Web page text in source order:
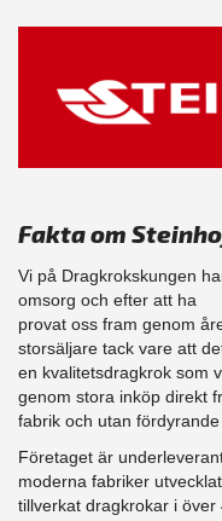
Fakta om
Vi på Dragkrokskungen
omsorg och efter att ha
provat oss fram genom
storsäljare tack vare att
en kvalitetsdragkrok som
genom stora inköp direkt
fabrik och utan fördyrande
Företaget är
moderna fabriker
tillverkat dragkrokar i över